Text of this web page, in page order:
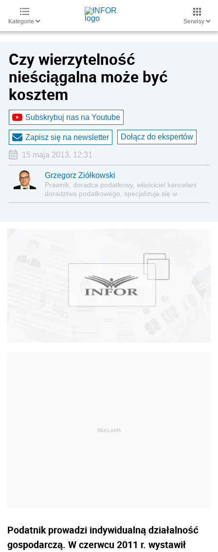
Kategorie Serwisy
Czy wierzytelność
nieściągalna może być
kosztem
Subskrybuj nas na Youtube
Zapisz się na newsletter Dołącz do ekspertów
15 maja 2013, 12:31
Grzegorz Ziółkowski
Prawnik, doradca podatkowy, właściciel kancelarii
doradztwa podatkowego, specjalizuje się w
podatkach dochodowych, zarówno od osób
Podatnik prowadzi indywidualną działalność
gospodarczą. W czerwcu 2011 r. wystawił